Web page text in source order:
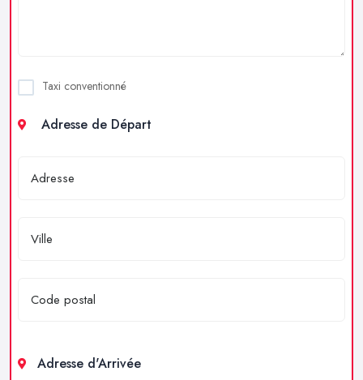
Taxi conventionné
Adresse de Départ
Adresse d'Arrivée